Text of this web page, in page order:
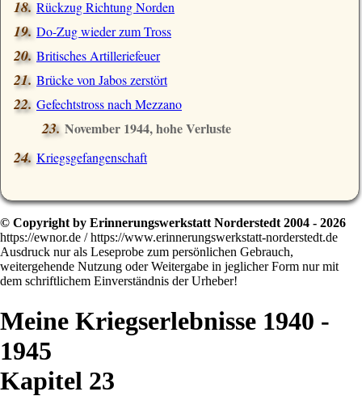
Rückzug Richtung Norden
Do-Zug wieder zum Tross
Britisches Artilleriefeuer
Brücke von Jabos zerstört
Gefechtstross nach Mezzano
November 1944, hohe Verluste
Kriegsgefangenschaft
© Copyright by Erinnerungswerkstatt Norderstedt 2004 - 2026
https://ewnor.de / https://www.erinnerungswerkstatt-norderstedt.de
Ausdruck nur als Leseprobe zum persönlichen Gebrauch,
weitergehende Nutzung oder Weitergabe in jeglicher Form nur mit
dem schriftlichem Einverständnis der Urheber!
Meine Kriegserlebnisse 1940 -
1945
Kapitel 23